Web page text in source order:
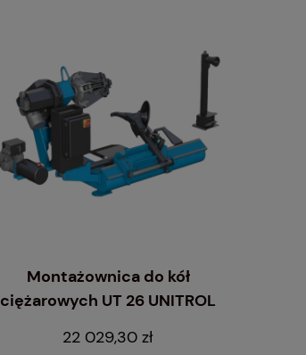
Montażownica do kół
ciężarowych UT 26 UNITROL
22 029,30 zł